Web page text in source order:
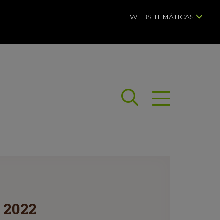
WEBS TEMÁTICAS
BuscarAbrir menú